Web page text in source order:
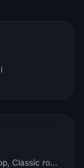
Dance, Rock, R'n'b, Disco, Pop, Classic rock, Techno, Reggae